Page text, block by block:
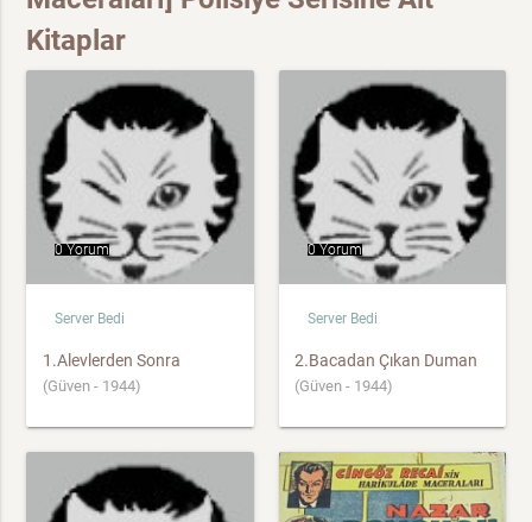
Kitaplar
0 Yorum
Server Bedi
1.Alevlerden Sonra
(Güven - 1944)
0 Yorum
Server Bedi
2.Bacadan Çıkan Duman
(Güven - 1944)